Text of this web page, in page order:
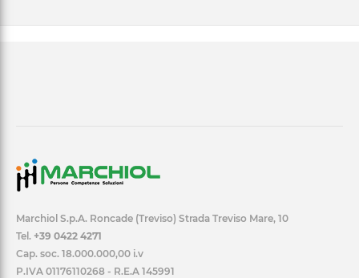
Marchiol S.p.A. Roncade (Treviso) Strada Treviso Mare, 10
Tel. +39 0422 4271
Cap. soc. 18.000.000,00 i.v
P.IVA 01176110268 - R.E.A 145991